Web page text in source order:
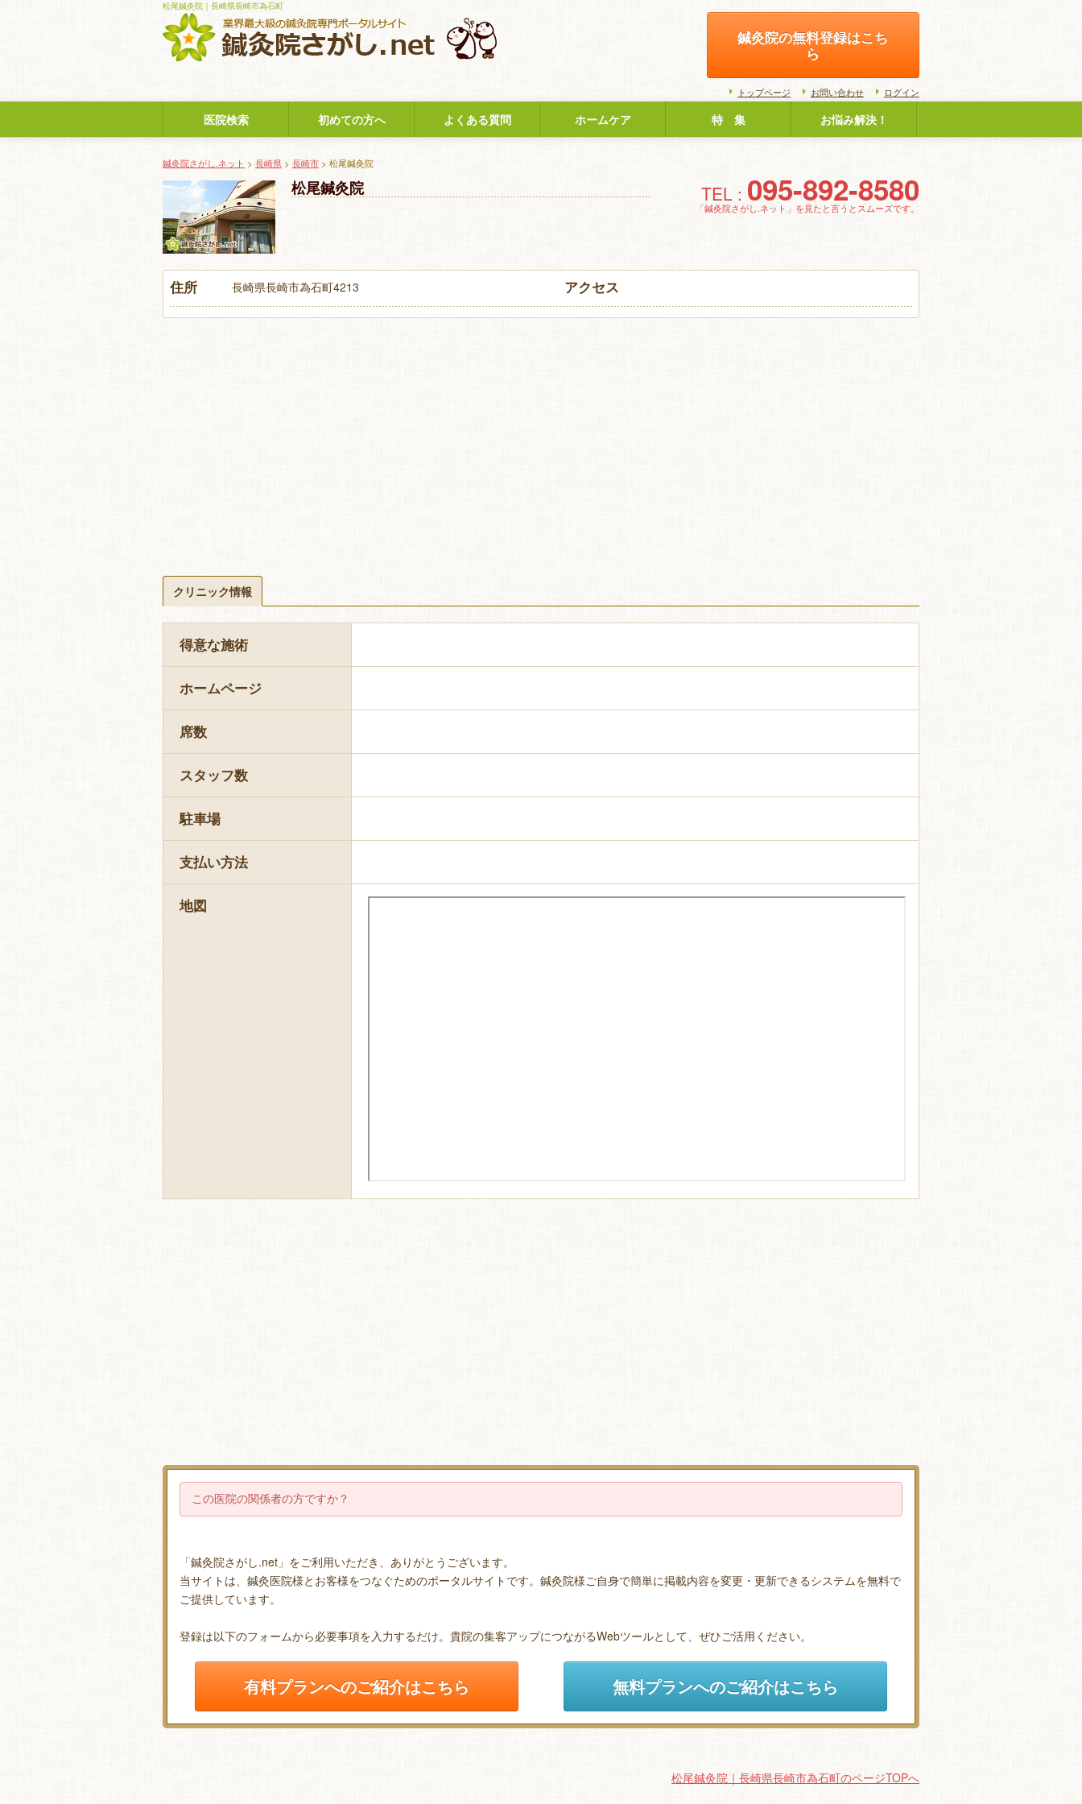
松尾鍼灸院｜長崎県長崎市為石町
鍼灸院の無料登録はこち
ら
トップページ お問い合わせ ログイン
医院検索 初めての方へ よくある質問 ホームケア 特 集 お悩み解決！
鍼灸院さがし.ネット > 長崎県 > 長崎市 > 松尾鍼灸院
松尾鍼灸院 TEL : 095-892-8580
「鍼灸院さがし.ネット」を見たと言うとスムーズです。
住所 長崎県長崎市為石町4213 アクセス
クリニック情報
得意な施術
ホームページ
席数
スタッフ数
駐車場
支払い方法
地図
この医院の関係者の方ですか？
「鍼灸院さがし.net」をご利用いただき、ありがとうございます。
当サイトは、鍼灸医院様とお客様をつなぐためのポータルサイトです。鍼灸院様ご自身で簡単に掲載内容を変更・更新できるシステムを無料で
ご提供しています。
登録は以下のフォームから必要事項を入力するだけ。貴院の集客アップにつながるWebツールとして、ぜひご活用ください。
有料プランへのご紹介はこちら 無料プランへのご紹介はこちら
松尾鍼灸院｜長崎県長崎市為石町のページTOPへ